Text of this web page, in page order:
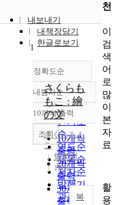
내보내기
내책장담기
한글로보기
정확도순
정확도
순
인기도
순
연도순
제목순
저자순
발행기
관순
내림차순
내림차순
10개씩 출력
10개씩
출력
20개씩
출력
30개씩
출력
조회
1
さくらも
もこ : 繪
の文
さくらもも
こ
集英社
1998
복
천
이
검
색
어
로
많
이
본
자
료
활
용